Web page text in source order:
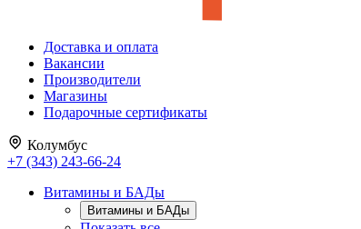
Доставка и оплата
Вакансии
Производители
Магазины
Подарочные сертификаты
Колумбус
+7 (343) 243-66-24
Витамины и БАДы
Витамины и БАДы